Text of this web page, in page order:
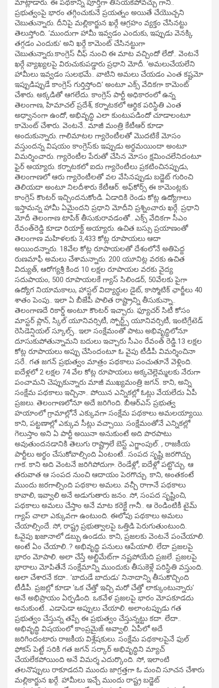
మాట్లాడారు. ఈ పథకాన్ని పూర్తిగా తీసేయకపోవచ్చు గానీ..
ప్రభుత్వంపై భారం తగ్గించుకునే ప్రయత్నం అయితే చేయొచ్చని
చెబుతున్నారు. దీనిపై మల్లికార్జున ఖర్గే ఆగ్రహం వ్యక్తం చేసినట్టు
తెలుస్తోంది. ‘ముందుగా హామీ ఇవ్వడం ఎందుకు, ఇప్పుడు వెనక్కి
తగ్గడం ఎందుకు’ అని ఖర్గే కామెంట్‌ చేసినట్టుగా
చెబుతున్నారు.కాంగ్రెస్‌ చీఫ్‌ నుంచి ఈ మాట వచ్చిందో లేదో.. వెంటనే
ఖర్గే వ్యాఖ్యలపై విరుచుకుపడ్డారు ప్రధాని మోదీ. ‘అమలుచేయలేని
హామీలు ఇవ్వడం సులభమే.. వాటిని అమలు చేయడం ఎంత కష్టమో
ఇప్పుడిప్పుడే కాంగ్రెస్‌ గుర్తిస్తోంది’ అంటూ ఎక్స్‌ వేదికగా కామెంట్
చేశారు. అక్కడితో ఆగలేదు. కాంగ్రెస్‌ పార్టీ అధికారంలో ఉన్న
తెలంగాణ, హిమాచల్ ప్రదేశ్, కర్నాటకలో ఆర్థిక పరిస్థితి ఎంత
అధ్వానంగా ఉందో, అభివృద్ధి ఎలా కుంటుపడిందో చూడాలంటూ
కామెంట్ చేశారు. వెంటనే.. మాజీ మంత్రి కేటీఆర్ కూడా
అందుకున్నారు. గాలిమాటల గ్యారెంటీలతో మొదటికే మోసం
వస్తుందన్న విషయం కాంగ్రెస్‌కు ఇప్పుడు అర్థమయిందా అంటూ
విమర్శించారు. గ్యారెంటీల పేరుతో చేసిన మోసం క్షమించలేనిదంటూ
ఫైర్ అయ్యారు. కర్నాటకలో ఐదు గ్యారెంటీలు ప్రకటించినప్పుడు,
తెలంగాణలో ఆరు గ్యారెంటీలతో వల వేసినప్పుడు బడ్జెట్‌ గురించి
తెలియదా అంటూ నిలదీశారు కేటీఆర్. అఫ్‌కోర్స్‌ ఈ కామెంట్లకు
కాంగ్రెస్‌ కౌంటర్‌ ఇచ్చిందనుకోండి. ఏడాదికి రెండు కోట్ల ఉద్యోగాలు
ఇస్తామన్న హామీ ఏమైందని ప్రధాని మోదీని ప్రశ్నించారు ఖర్గే. ప్రధాని
మోదీ తెలంగాణ టాపిక్ తీసుకురావడంతో.. ఎక్స్‌ వేదికగా సీఎం
రేవంత్‌రెడ్డి కూడా రియాక్ట్ అయ్యారు. ఉచిత బస్సు ప్రయాణంతో
తెలంగాణ మహిళలకు 3,433 కోట్ల రూపాయలు ఆదా
అయిందన్నారు. 18వేల కోట్ల రూపాయలతో దేశంలోనే అతిపెద్ద
రుణమాఫీ అమలు చేశామన్నారు. 200 యూనిట్ల వరకు ఉచిత
విద్యుత్, ఆరోగ్యశ్రీ కింద 10 లక్షల రూపాయల వరకు వైద్య
సదుపాయం, 500 రూపాయలకే గ్యాస్‌ సిలిండర్, 50వేలకు పైగా
ఉద్యోగ నియామకాలు, హాస్టల్‌ విద్యార్ధుల డైట్, కాస్మోటిక్ ఛార్జీలు 40
శాతం పెంపు.. ఇలా ఏ బీజేపీ పాలిత రాష్ట్రాన్ని తీసుకున్నా..
తెలంగాణదే రికార్డ్‌ అంటూ కౌంటర్‌ ఇచ్చారు. ఫ్యూచర్ సిటీ కోసం
మాస్టర్ ప్లాన్, స్కిల్ యూనివర్సిటీ, స్పోర్ట్స్ యూనివర్సిటీ, ఇంటిగ్రేటెడ్
రెసిడెన్షియల్ స్కూల్స్‌.. ఇలా సంక్షేమంతో పాటు అభివృద్ధిలోనూ
దూసుకుపోతున్నామని బదులు ఇచ్చారు సీఎం రేవంత్‌ రెడ్డి.13 లక్షల
కోట్ల రూపాయలు అప్పు చేసిందంటూ ఓ వైపు టీడీపీ విమర్శించినా
సరే.. గత జగన్ ప్రభుత్వం మాత్రం పథకాలు పంచుతూనే వెళ్లింది.
ఐదేళ్లలో 2 లక్షల 74 వేల కోట్ల రూపాయలు అక్కచెల్లెమ్మలకు నేరుగా
పంచామని చెప్పుకున్నారు మాజీ ముఖ్యమంత్రి జగన్. కాని, అన్ని
సంక్షేమ పథకాలు ఇచ్చినా.. పోయిన ఎన్నికల్లో ఓట్లు వేయలేదు ఏపీ
ప్రజలు. తెలంగాణలోనూ అదే జరిగింది. బీఆర్ఎస్ ప్రభుత్వ
హయాంలో గ్రామాల్లోనే ఎక్కువగా సంక్షేమ పథకాలు అమలయ్యాయి.
కాని, పట్టణాల్లో ఎక్కువ సీట్లు వచ్చాయి. సంక్షేమంతోనే ఎన్నికల్లో
గెలుస్తాం అని ఏ పార్టీ అయినా అనుకుంటే అది పొరపాటు
అవుతుందనడానికి తెలుగు రాష్ట్రాలే బెస్ట్ ఎగ్జాంపుల్. , రాజకీయ
పార్టీలు అర్థం చేసుకోవాల్సింది ఏంటంటే.. సంపద సృష్టి జరగొచ్చు
గాక. కాని అది వెంటనే జరిగిపోదుగా. రెండేళ్లో, ఐదేళ్లో పట్టొచ్చు. ఆ
తరువాత ఆ సంపద నుంచి ఆదాయం పెరగొచ్చు. కాని, అంతకంటే
ముందు జరగాల్సింది పథకాల అమలు. వచ్చీ రాగానే పథకాలు
కావాలి, ఇవ్వాలి అనే అడుగుతారు జనం. సో, సంపద సృష్టించి,
పథకాలు అమలు చేస్తాం అనే మాట కరెక్టే గానీ.. ఆ రెండింటికీ టైమ్‌
గ్యాప్ చాలా ఎక్కువగా ఉంటుంది. ఈలోపు పథకాలు అమలు
చేయాల్సిందే. సో, రాష్ట్ర ప్రభుత్వాలపై ఒత్తిడి పెరుగుతుంటుంది.
ఓవైపు ఖజానాలో డబ్బు ఉండదు. కాని, ప్రజలకు వెంటనే పంచేయాలి.
అంటే ఏం చేయాలి..? అభివృద్ధి పనులు ఆపేయాలి. లేదా ప్రజలపై
భారం మోపాలి. అలా చేస్తే అల్టిమేట్‌గా నష్టపోయేది ప్రజలే. ప్రజలపై
భారాలు మోపితేనే సంక్షేమాన్ని ముందుకు తీసుకెళ్లే పరిస్థితి వస్తుంది.
అలా చేశారనే కదా.. ‘బాదుడే బాదుడు’ నినాదాన్ని తీసుకొచ్చింది
టీడీపీ. ప్రజల్లో కూడా ‘ఒక చేత్తో ఇచ్చి మరో చేత్తో లాక్కుంటున్నారు’
అనే అభిప్రాయం ఏర్పడింది. ఒకవేళ ప్రజలపై భారం మోపకూడదు
అనుకుంటే.. ఎడాపెడా అప్పులు చేయాలి. అలాంటప్పుడు గత
ప్రభుత్వం చేస్తున్న తప్పే ఈ ప్రభుత్వం చేస్తున్నట్టు కదా. లేదా..
అభివృద్ధి విషయంలో కాంప్రమైజ్‌ అవ్వాలి. ఏపీలో అదే
జరిగిందంటారు రాజకీయ విశ్లేషకులు. సంక్షేమ పథకాలపైనే ఫుల్
ఫోకస్ పెట్టే సరికి గత జగన్‌ సర్కార్‌ అభివృద్ధిని మ్యాచ్‌
చేయలేకపోయింది అనే విమర్శ ఎదుర్కొంది. సో, ఇలాంటి
తలనొప్పులు రాకూడదని ముందు జాగ్రత్తగా ఓ మంచి సూచన చేశారు
మల్లికార్జున ఖర్గే. హామీలు ఇచ్చే ముందు రాష్ట్ర బడ్జెట్